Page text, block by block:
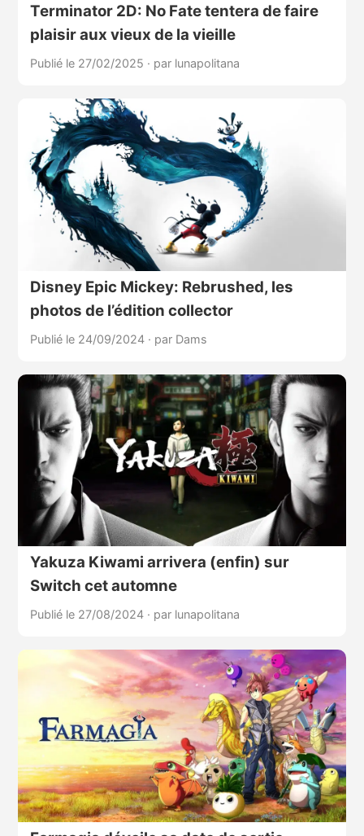
Terminator 2D: No Fate tentera de faire
plaisir aux vieux de la vieille
Publié le 27/02/2025 · par lunapolitana
Disney Epic Mickey: Rebrushed, les
photos de l’édition collector
Publié le 24/09/2024 · par Dams
Yakuza Kiwami arrivera (enfin) sur
Switch cet automne
Publié le 27/08/2024 · par lunapolitana